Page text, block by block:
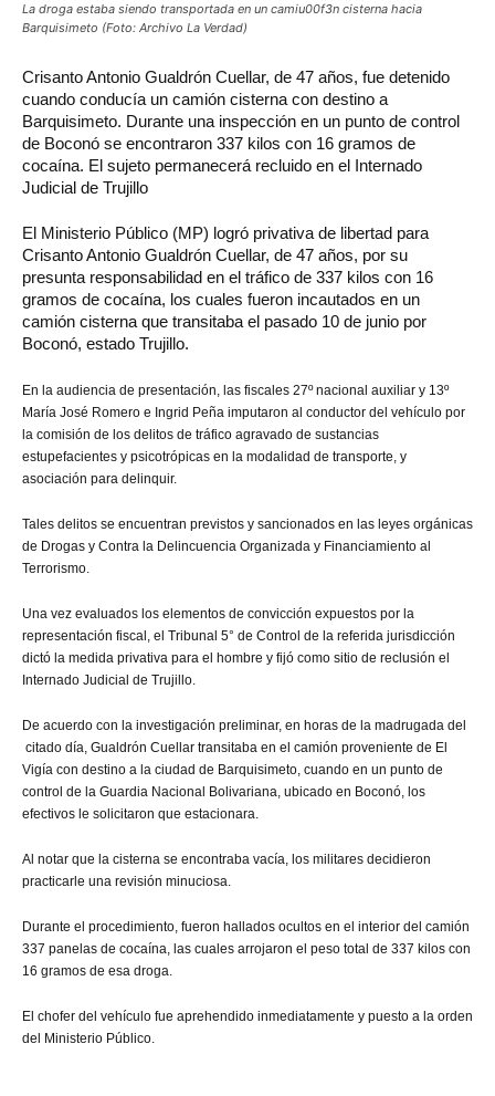
La droga estaba siendo transportada en un camiu00f3n cisterna hacia
Barquisimeto (Foto: Archivo La Verdad)
CrisantoAntonio Gualdrón Cuellar, de 47 años, fue detenido
cuando conducía un camión cisterna con destino a
Barquisimeto. Durante una inspección en un punto de control
de Boconó se encontraron 337 kilos con 16 gramos de
cocaína. El sujeto permanecerá recluido en el Internado
Judicial de Trujillo
El Ministerio Público (MP) logró privativa de libertad para
Crisanto Antonio Gualdrón Cuellar, de 47 años, por su
presunta responsabilidad en el tráfico de 337 kilos con 16
gramos de cocaína, los cuales fueron incautados en un
camión cisterna que transitaba el pasado 10 de junio por
Boconó, estado Trujillo.
En la audiencia de presentación, las fiscales 27º nacional auxiliar y 13º
María José Romero e Ingrid Peña imputaron al conductor del vehículo por
la comisión de los delitos de tráfico agravado de sustancias
estupefacientes y psicotrópicas en la modalidad de transporte, y
asociación para delinquir.
Tales delitos se encuentran previstos y sancionados en las leyes orgánicas
de Drogas y Contra la Delincuencia Organizada y Financiamiento al
Terrorismo.
Una vez evaluados los elementos de convicción expuestos por la
representación fiscal, el Tribunal 5° de Control de la referida jurisdicción
dictó la medida privativa para el hombre y fijó como sitio de reclusión el
Internado Judicial de Trujillo.
De acuerdo con la investigación preliminar, en horas de la madrugada del
citado día, Gualdrón Cuellar transitaba en el camión proveniente de El
Vigía con destino a la ciudad de Barquisimeto, cuando en un punto de
control de la Guardia Nacional Bolivariana, ubicado en Boconó, los
efectivos le solicitaron que estacionara.
Al notar que la cisterna se encontraba vacía, los militares decidieron
practicarle una revisión minuciosa.
Durante el procedimiento, fueron hallados ocultos en el interior del camión
337 panelas de cocaína, las cuales arrojaron el peso total de 337 kilos con
16 gramos de esa droga.
El chofer del vehículo fue aprehendido inmediatamente y puesto a la orden
del Ministerio Público.